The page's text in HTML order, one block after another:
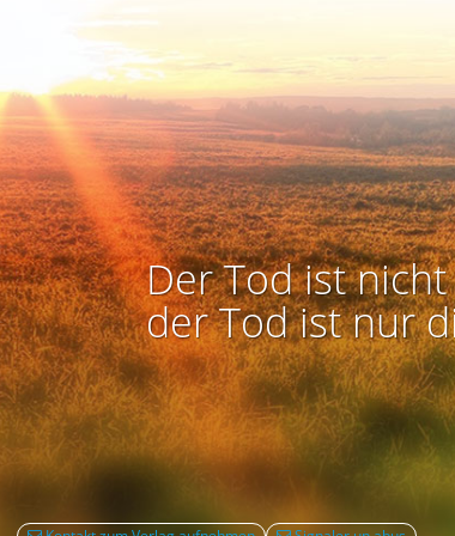
Der Tod ist
der Tod ist nur